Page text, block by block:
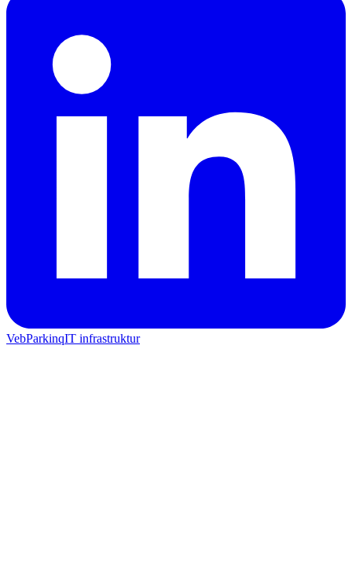
VebParkinqIT infrastruktur